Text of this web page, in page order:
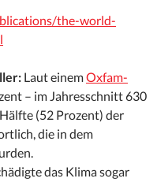
the-world-
Laut einemOxfam-
– im Jahresschnitt 630
(52 Prozent) der
die in dem
das Klima sogar